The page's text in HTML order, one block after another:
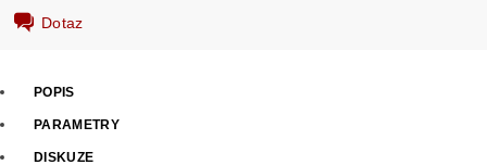
Dotaz
POPIS
PARAMETRY
DISKUZE